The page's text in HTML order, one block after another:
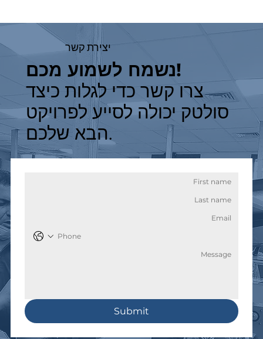
יצירת קשר
נשמח לשמוע מכם!
צרו קשר כדי לגלות כיצד
סולטק יכולה לסייע לפרויקט
הבא שלכם.
Submit